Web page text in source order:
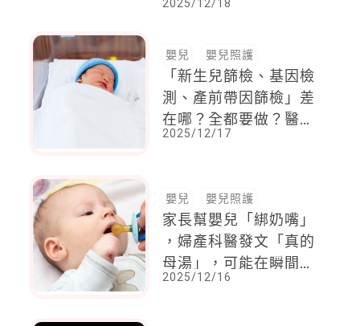
安心
2025/12/18
嬰兒 嬰兒照護
「新生兒篩檢、基因檢
測、產前帶因篩檢」差
在哪？全都要做？醫師
給爸媽的「最實用排
2025/12/17
嬰兒 嬰兒照護
家長幫嬰兒「綁奶嘴」
，婦產科醫發文「真的
母湯」，可能在瞬間釀
成無法挽回的意外
2025/12/16